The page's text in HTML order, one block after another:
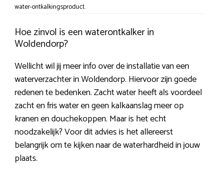
water-ontkalkingsproduct.
Hoe zinvol is een waterontkalker in
Woldendorp?
Wellicht wil jij meer info over de installatie van een
waterverzachter in Woldendorp. Hiervoor zijn goede
redenen te bedenken. Zacht water heeft als voordeel
zacht en fris water en geen kalkaanslag meer op
kranen en douchekoppen. Maar is het echt
noodzakelijk? Voor dit advies is het allereerst
belangrijk om te kijken naar de waterhardheid in jouw
plaats.